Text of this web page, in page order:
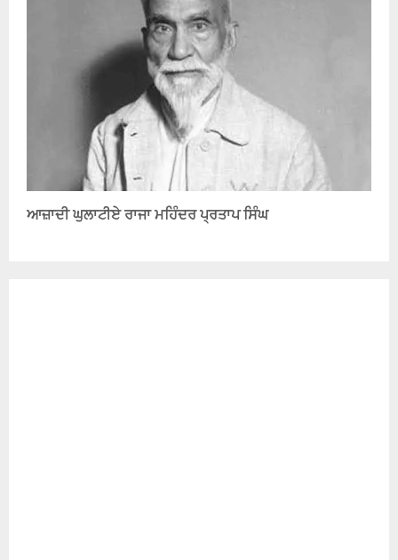
ਆਜ਼ਾਦੀ ਘੁਲਾਟੀਏ ਰਾਜਾ ਮਹਿੰਦਰ ਪ੍ਰਤਾਪ ਸਿੰਘ